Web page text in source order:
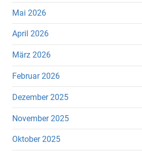
Mai 2026
April 2026
März 2026
Februar 2026
Dezember 2025
November 2025
Oktober 2025